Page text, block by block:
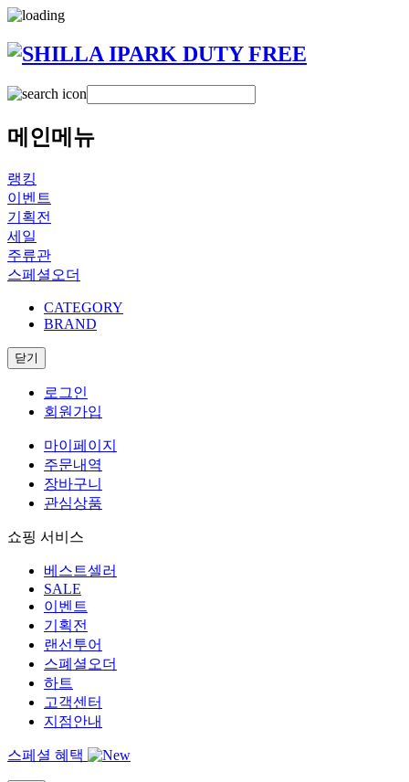
메인메뉴
랭킹
이벤트
기획전
세일
주류관
스페셜오더
CATEGORY
BRAND
닫기
로그인
회원가입
마이페이지
주문내역
장바구니
관심상품
쇼핑 서비스
베스트셀러
SALE
이벤트
기획전
랜선투어
스폐셜오더
하트
고객센터
지점안내
스페셜 혜택